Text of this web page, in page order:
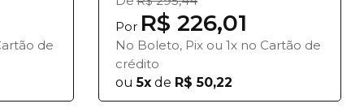
de
Por R$ 226,01
No Boleto, Pix ou 1x no Cartão de
crédito
ou5x de R$ 50,22